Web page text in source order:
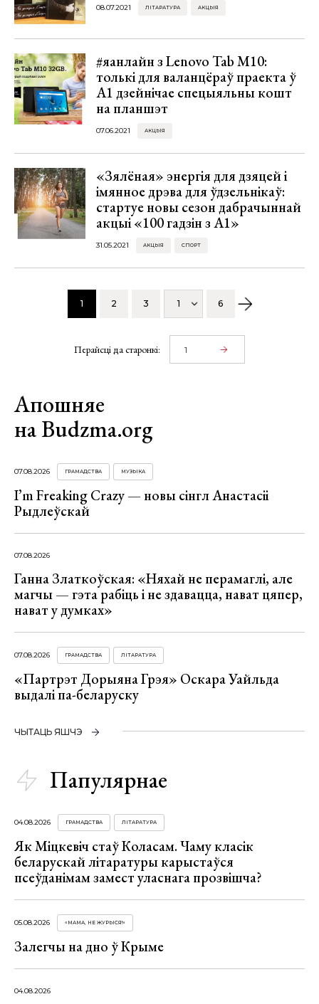
08.07.2021 ЛІТАРАТУРА АКЦЫЯ
#яанлайн з Lenovo Tab M10:
толькі для валанцёраў праекта ў
А1 дзейнічае спецыяльны кошт
на планшэт
07.06.2021 АКЦЫЯ
«Зялёная» энергія для дзяцей і
імянное дрэва для ўдзельнікаў:
стартуе новы сезон дабрачыннай
акцыі «100 гадзін з А1»
31.05.2021 АКЦЫЯ СПОРТ
1 2 3 1 6
Перайсці да старонкі:
Апошняе
на Budzma.org
07.08.2026 ГРАМАДСТВА МУЗЫКА
I’m Freaking Crazy — новы сінгл Анастасіі
Рыдлеўскай
07.08.2026
Ганна Златкоўская: «Няхай не перамаглі, але
магчы — гэта рабіць і не здавацца, нават цяпер,
нават у думках»
07.08.2026 ГРАМАДСТВА ЛІТАРАТУРА
«Партрэт Дорыяна Грэя» Оскара Уайльда
выдалі па-беларуску
ЧЫТАЦЬ ЯШЧЭ
Папулярнае
04.08.2026 ГРАМАДСТВА ЛІТАРАТУРА
Як Міцкевіч стаў Коласам. Чаму класік
беларускай літаратуры карыстаўся
псеўданімам замест уласнага прозвішча?
05.08.2026 «МАМА, НЕ ЖУРЫСЯ!»
Залегчы на дно ў Крыме
04.08.2026